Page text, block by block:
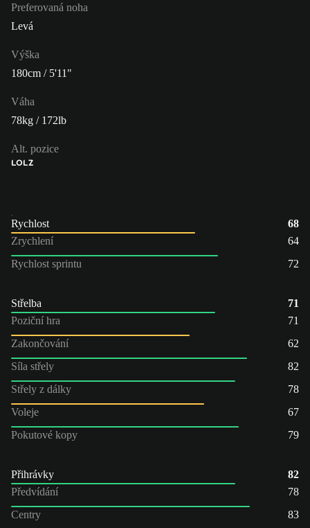
Preferovaná noha
Levá
Výška
180cm / 5'11"
Váha
78kg / 172lb
Alt. pozice
LOLZ
Rychlost
68
Zrychlení
64
Rychlost sprintu
72
Střelba
71
Poziční hra
71
Zakončování
62
Síla střely
82
Střely z dálky
78
Voleje
67
Pokutové kopy
79
Přihrávky
82
Předvídání
78
Centry
83